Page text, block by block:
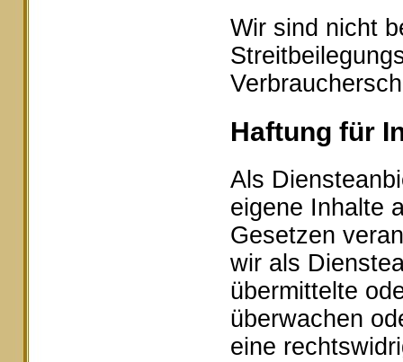
Wir sind nicht
Haftung für
Als
eigene Inhalte
Gesetzen
wir als
übermittelte
überwachen
eine